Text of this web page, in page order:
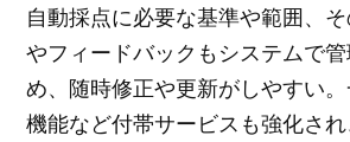
自動採点に必要な基準や範囲、
やフィードバックもシステムで
め、随時修正や更新がしやすい
機能など付帯サービスも強化さ